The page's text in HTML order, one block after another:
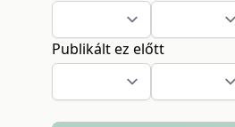
Publikált ez előtt